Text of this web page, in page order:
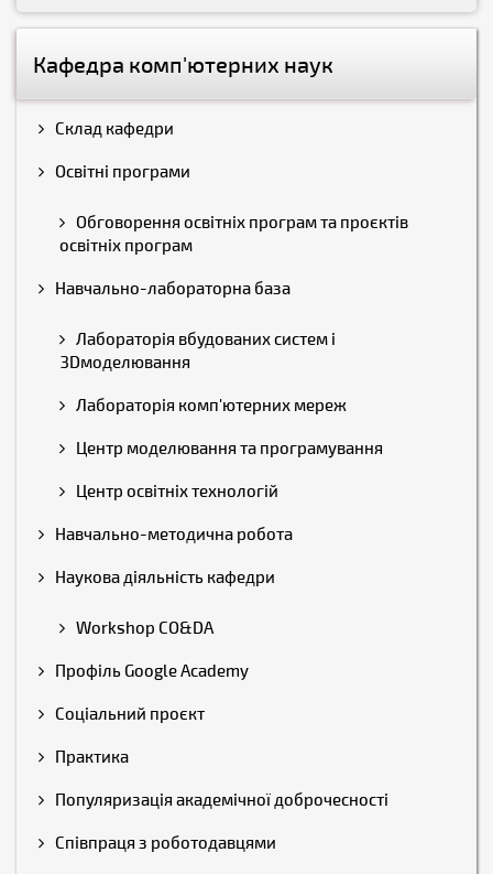
Кафедра комп'ютерних наук
Склад кафедри
Освітні програми
Обговорення освітніх програм та проєктів
освітніх програм
Навчально-лабораторна база
Лабораторія вбудованих систем і
3Dмоделювання
Лабораторія комп'ютерних мереж
Центр моделювання та програмування
Центр освітніх технологій
Навчально-методична робота
Наукова діяльність кафедри
Workshop CO&DA
Профіль Google Academy
Соціальний проєкт
Практика
Популяризація академічної доброчесності
Співпраця з роботодавцями